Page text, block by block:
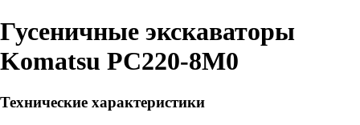
Гусеничные экскаваторы
Komatsu PC220-8M0
Технические характеристики